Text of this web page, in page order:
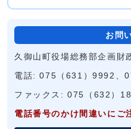
お問
久御山町役場総務部企画財
電話: 075（631）9992、
ファックス: 075（632）
電話番号のかけ間違いにご